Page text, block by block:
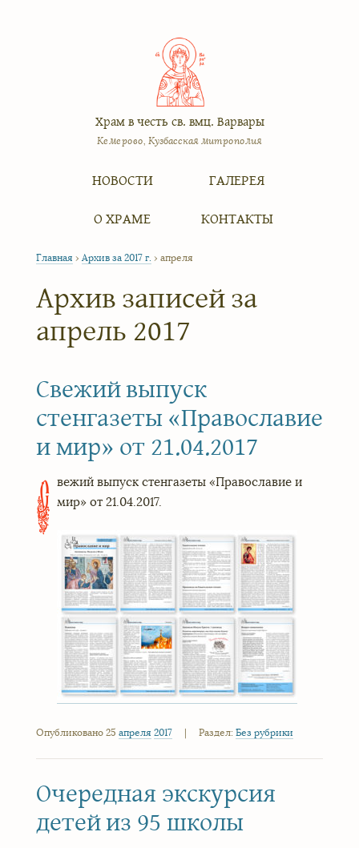
Храм в честь св. вмц. Варвары
Кемерово, Кузбасская митрополия
НОВОСТИ
О ХРАМЕ
ГАЛЕРЕЯ
КОНТАКТЫ
Главная › Архив за 2017 г. › апреля
Архив записей за
апрель 2017
Свежий выпуск
стенгазеты «Православие
и мир» от 21.04.2017
С вежий выпуск стенгазеты «Православие и
мир» от 21.04.2017.
Опубликовано 25 апреля 2017 | Раздел: Без рубрики
Очередная экскурсия
детей из 95 школы